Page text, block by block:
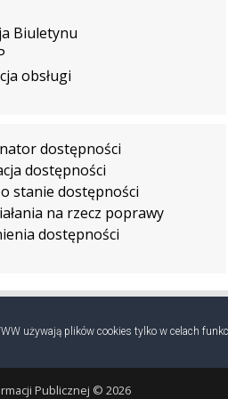
Biuletynu
obsługi
dostępności
dostępności
stanie dostępności
na rzecz poprawy
dostępności
używają plików cookies tylko w celach
Publicznej © 2026